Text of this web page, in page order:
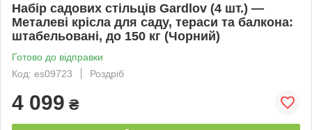
Набір садових стільців Gardlov (4 шт.) —
Металеві крісла для саду, тераси та балкона:
штабельовані, до 150 кг (Чорний)
Готово до відправки
Код: es09723
Роздріб
4 099 ₴